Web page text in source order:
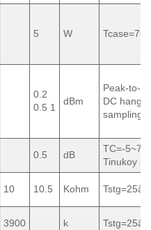
5 W
0.2
0.5 1
dBm
Peak-to-
DC
sampling,
0.5 dB
TC=-
Tinukoy
10 10.5 Kohm
3900 k